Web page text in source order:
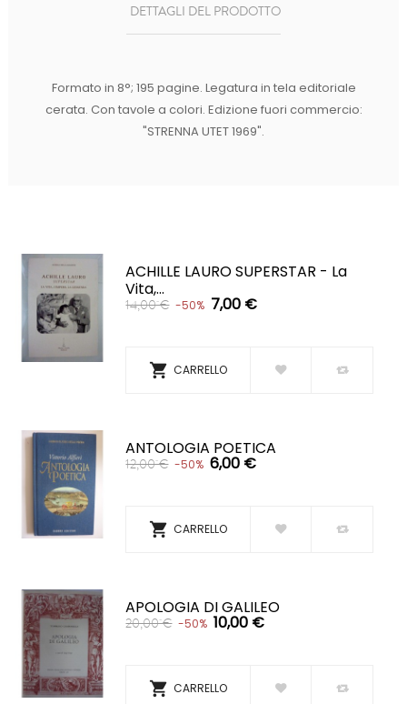
DETTAGLI DEL PRODOTTO
Formato in 8°; 195 pagine. Legatura in tela editoriale
cerata. Con tavole a colori. Edizione fuori commercio:
"STRENNA UTET 1969".
ACHILLE LAURO SUPERSTAR - La
Vita,...
14,00 € -50% 7,00 €
 CARRELLO
ANTOLOGIA POETICA
12,00 € -50% 6,00 €
 CARRELLO
APOLOGIA DI GALILEO
20,00 € -50% 10,00 €
 CARRELLO